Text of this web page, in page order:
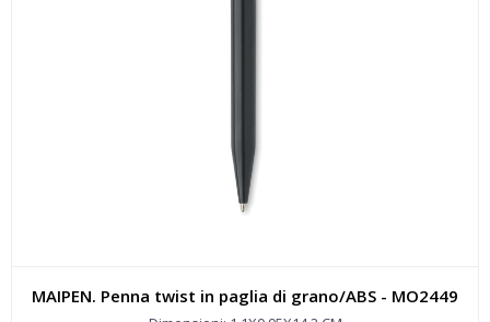
MAIPEN. Penna twist in paglia di grano/ABS - MO2449